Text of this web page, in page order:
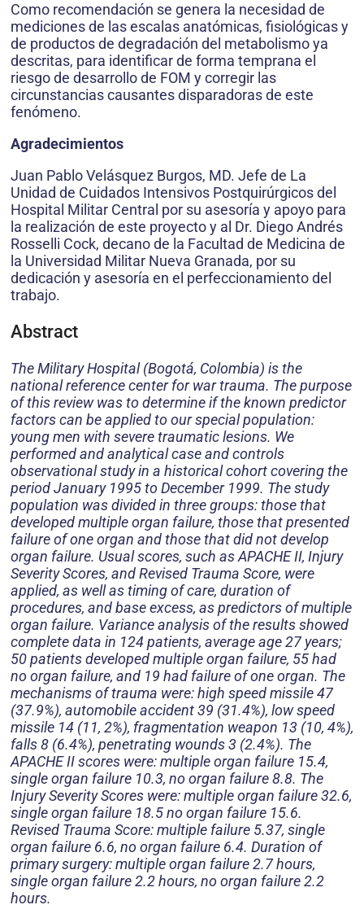
Como recomendación se genera la necesidad de
mediciones de las escalas anatómicas, fisiológicas y
de productos de degradación del metabolismo ya
descritas, para identificar de forma temprana el
riesgo de desarrollo de FOM y corregir las
circunstancias causantes disparadoras de este
fenómeno.
Agradecimientos
Juan Pablo Velásquez Burgos, MD. Jefe de La
Unidad de Cuidados Intensivos Postquirúrgicos del
Hospital Militar Central por su asesoría y apoyo para
la realización de este proyecto y al Dr. Diego Andrés
Rosselli Cock, decano de la Facultad de Medicina de
la Universidad Militar Nueva Granada, por su
dedicación y asesoría en el perfeccionamiento del
trabajo.
Abstract
The Military Hospital (Bogotá, Colombia) is the
national reference center for war trauma. The purpose
of this review was to determine if the known predictor
factors can be applied to our special population:
young men with severe traumatic lesions. We
performed and analytical case and controls
observational study in a historical cohort covering the
period January 1995 to December 1999. The study
population was divided in three groups: those that
developed multiple organ failure, those that presented
failure of one organ and those that did not develop
organ failure. Usual scores, such as APACHE II, Injury
Severity Scores, and Revised Trauma Score, were
applied, as well as timing of care, duration of
procedures, and base excess, as predictors of multiple
organ failure. Variance analysis of the results showed
complete data in 124 patients, average age 27 years;
50 patients developed multiple organ failure, 55 had
no organ failure, and 19 had failure of one organ. The
mechanisms of trauma were: high speed missile 47
(37.9%), automobile accident 39 (31.4%), low speed
missile 14 (11, 2%), fragmentation weapon 13 (10, 4%),
falls 8 (6.4%), penetrating wounds 3 (2.4%). The
APACHE II scores were: multiple organ failure 15.4,
single organ failure 10.3, no organ failure 8.8. The
Injury Severity Scores were: multiple organ failure 32.6,
single organ failure 18.5 no organ failure 15.6.
Revised Trauma Score: multiple failure 5.37, single
organ failure 6.6, no organ failure 6.4. Duration of
primary surgery: multiple organ failure 2.7 hours,
single organ failure 2.2 hours, no organ failure 2.2
hours.